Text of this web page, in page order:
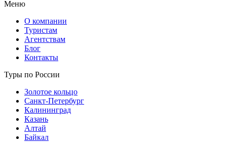
Меню
О компании
Туристам
Агентствам
Блог
Контакты
Туры по России
Золотое кольцо
Санкт-Петербург
Калининград
Казань
Алтай
Байкал